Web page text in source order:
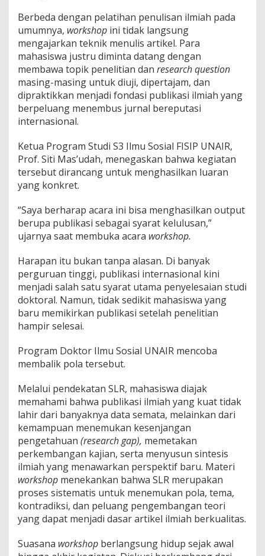
o
s
i
a
l
U
N
A
R
Berbeda dengan pelatihan penulisan ilmiah pada
umumnya, workshop ini tidak langsung
mengajarkan teknik menulis artikel. Para
mahasiswa justru diminta datang dengan
membawa topik penelitian dan research question
masing-masing untuk diuji, dipertajam, dan
dipraktikkan menjadi fondasi publikasi ilmiah yang
berpeluang menembus jurnal bereputasi
internasional.
Ketua Program Studi S3 Ilmu Sosial FISIP UNAIR,
Prof. Siti Mas’udah, menegaskan bahwa kegiatan
tersebut dirancang untuk menghasilkan luaran
yang konkret.
“Saya berharap acara ini bisa menghasilkan output
berupa publikasi sebagai syarat kelulusan,”
ujarnya saat membuka acara workshop.
Harapan itu bukan tanpa alasan. Di banyak
perguruan tinggi, publikasi internasional kini
menjadi salah satu syarat utama penyelesaian studi
doktoral. Namun, tidak sedikit mahasiswa yang
baru memikirkan publikasi setelah penelitian
hampir selesai.
Program Doktor Ilmu Sosial UNAIR mencoba
membalik pola tersebut.
Melalui pendekatan SLR, mahasiswa diajak
memahami bahwa publikasi ilmiah yang kuat tidak
lahir dari banyaknya data semata, melainkan dari
kemampuan menemukan kesenjangan
pengetahuan (research gap), memetakan
perkembangan kajian, serta menyusun sintesis
ilmiah yang menawarkan perspektif baru. Materi
workshop menekankan bahwa SLR merupakan
proses sistematis untuk menemukan pola, tema,
kontradiksi, dan peluang pengembangan teori
yang dapat menjadi dasar artikel ilmiah berkualitas.
Suasana workshop berlangsung hidup sejak awal